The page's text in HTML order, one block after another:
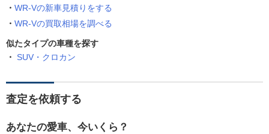
WR-Vの新車見積りをする
WR-Vの買取相場を調べる
似たタイプの車種を探す
SUV・クロカン
査定を依頼する
あなたの愛車、今いくら？